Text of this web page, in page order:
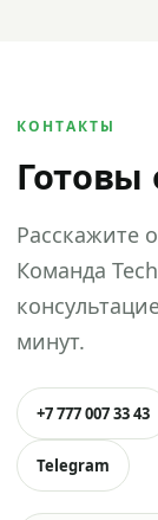
КОНТАКТЫ
Готовы
Расскажите
Команда
минут.
+7 777 007 33 43
Telegram